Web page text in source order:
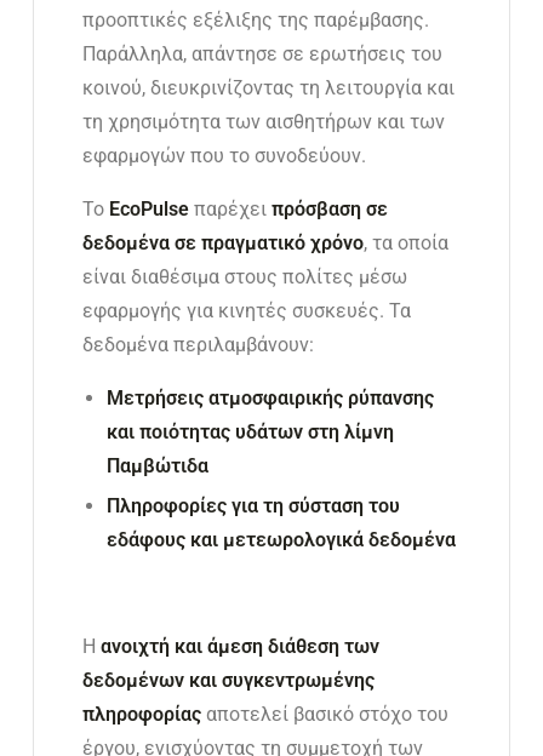
προοπτικές εξέλιξης της παρέμβασης.
Παράλληλα, απάντησε σε ερωτήσεις του
κοινού, διευκρινίζοντας τη λειτουργία και
τη χρησιμότητα των αισθητήρων και των
εφαρμογών που το συνοδεύουν.
Το EcoPulse παρέχει πρόσβαση σε
δεδομένα σε πραγματικό χρόνο, τα οποία
είναι διαθέσιμα στους πολίτες μέσω
εφαρμογής για κινητές συσκευές. Τα
δεδομένα περιλαμβάνουν:
Μετρήσεις ατμοσφαιρικής ρύπανσης
και ποιότητας υδάτων στη λίμνη
Παμβώτιδα
Πληροφορίες για τη σύσταση του
εδάφους και μετεωρολογικά δεδομένα
Η ανοιχτή και άμεση διάθεση των
δεδομένων και συγκεντρωμένης
πληροφορίας αποτελεί βασικό στόχο του
έργου, ενισχύοντας τη συμμετοχή των